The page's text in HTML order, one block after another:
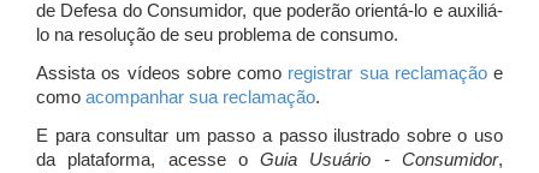
de Defesa do Consumidor, que poderão orientá-lo e auxiliá-
lo na resolução de seu problema de consumo.
Assista os vídeos sobre como registrar sua reclamaçãoe
como acompanhar sua reclamação.
E para consultar um passo a passo ilustrado sobre o uso
da plataforma, acesse oGuia Usuário - Consumidor,